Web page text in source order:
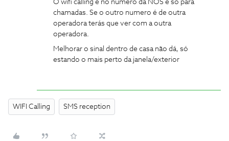
O wifi calling é no numero da NOS e só para
chamadas. Se o outro numero é de outra
operadora terás que ver com a outra
operadora.
Melhorar o sinal dentro de casa não dá, só
estando o mais perto da janela/exterior
WIFI Calling SMS reception